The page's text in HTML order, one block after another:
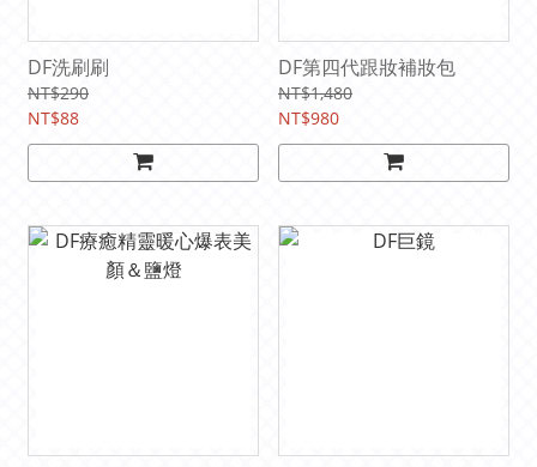
DF洗刷刷
NT$290
NT$88
DF第四代跟妝補妝包
NT$1,480
NT$980